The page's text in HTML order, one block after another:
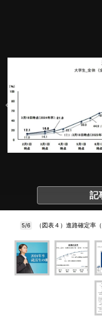
記
5/6 （図表４）進路確定率